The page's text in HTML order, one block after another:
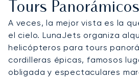
Tours Panorámicos
A veces, la mejor vista es la
el cielo. LunaJets organiza
helicópteros para tours
cordilleras épicas, famosos
obligada y espectaculares